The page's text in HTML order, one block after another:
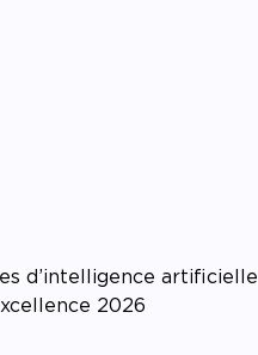
d’intelligence artificielle
2026